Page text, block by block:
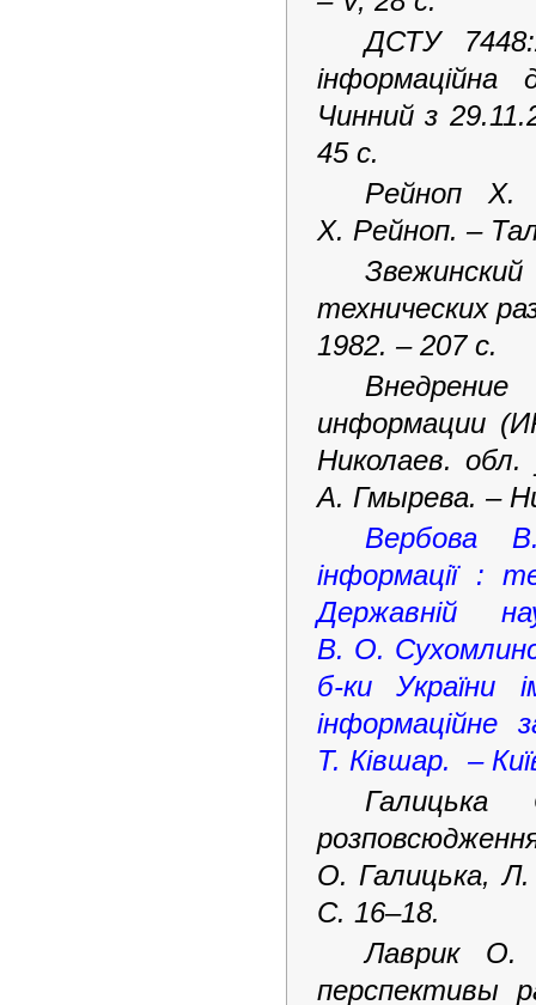
ДСТУ
інформаційна
Чинний з
45 с.
Рейноп X.
X. Рейноп. –
технических
1982. – 207 с.
информации
Николаев.
А. Гмырева. –
Вербова
інформації :
Державній
В. О.
б-ки
інформаційне
Т. Ківшар. –
Галицька
О. Галицька,
С. 16–18.
Лаврик
перспективы